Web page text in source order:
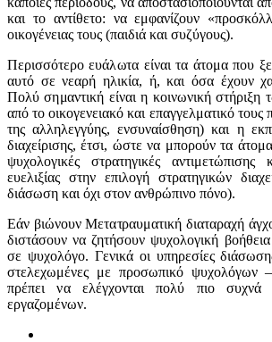
και το αντίθετο: να εμφανίζουν
οικογένειας τους (παιδιά και συζύγους).
Περισσότερο ευάλωτα είναι τα άτομα που
αυτό σε νεαρή ηλικία, ή, και όσα έχουν
Πολύ σημαντική είναι η κοινωνική
από το οικογενειακό και επαγγελματικό τους
της αλληλεγγύης, ενσυναίσθηση) και η
διαχείρισης, έτσι, ώστε να μπορούν τα
ψυχολογικές στρατηγικές αντιμετώπισης
ευελιξίας στην επιλογή στρατηγικών
διάσωση και όχι στον ανθρώπινο πόνο).
Εάν βιώνουν Μετατραυματική διαταραχή
διστάσουν να ζητήσουν ψυχολογική
σε ψυχολόγο. Γενικά οι υπηρεσίες
στελεχωμένες με προσωπικό ψυχολόγων
πρέπει να ελέγχονται πολύ πιο
εργαζομένων.